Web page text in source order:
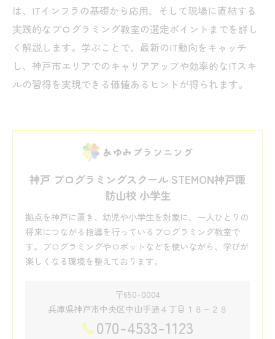
は、ITインフラの基礎から応用、そして現場に直結する
実践的なプログラミング教室の選定ポイントまでを詳し
く解説します。学ぶことで、最新のIT動向をキャッチ
し、神戸市エリアでのキャリアアップや効率的なITスキ
ルの習得を実現できる価値あるヒントが得られます。
神戸 プログラミングスクール STEMON神戸諏
訪山校 小学生
拠点を神戸に置き、幼児や小学生を対象に、一人ひとりの
将来につながる指導を行っているプログラミング教室で
す。プログラミングやロボットなどを使いながら、学びが
楽しくなる環境を整えております。
〒650-0004
兵庫県神戸市中央区中山手通４丁目１８−２８
070-4533-1123